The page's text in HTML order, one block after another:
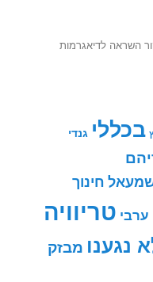
השראה לדיאגרמות
בכללי גנדי
חינוך
ערבי טריוויה
נגענו מבזק